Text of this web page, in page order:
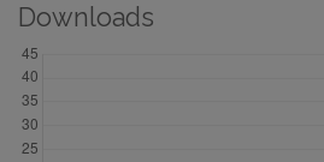
Downloads